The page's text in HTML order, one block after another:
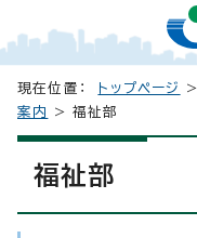
現在位置： トップページ
案内
> 福祉部
福祉部